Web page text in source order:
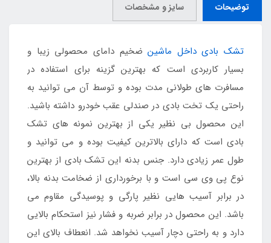
توضیحات سایز و مشخصات
تشک بادی داخل ماشینضخیم دامای محصولی زیبا و
بسیار کاربردی است که بهترین گزینه برای استفاده در
مسافرت های طولانی مدت بوده و توسط آن می توانید به
راحتی یک تخت بادی در صندلی عقب خودرو داشته باشید.
این محصول بی نظیر یکی از بهترین نمونه های تشک
بادی است که دارای بالاترین کیفیت بوده و می توانید و
طول عمر زیادی دارد. جنس بدنه این تشک بادی از بهترین
نوع پی وی سی است و با برخورداری از ضخامت بدنه بالا،
در برابر آسیب هایی نظیر پارگی و پوسیدگی مقاوم می
باشد. این محصول در برابر ضربه و فشار نیز استحکام بالایی
دارد و به راحتی دچار آسیب نخواهد شد. انعطاف بالای این